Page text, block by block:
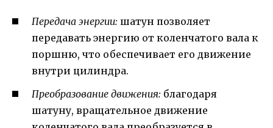
Передача энергии: шатун позволяет
передавать энергию от коленчатого вала к
поршню, что обеспечивает его движение
внутри цилиндра.
Преобразование движения: благодаря
шатуну, вращательное движение